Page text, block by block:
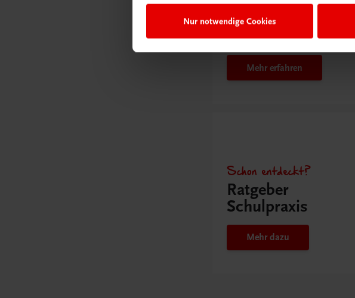
Nur notwendige Cookies
Unterricht
umgehen?
Mehr erfahren
Schon entdeckt?
Ratgeber
Schulpraxis
Mehr dazu